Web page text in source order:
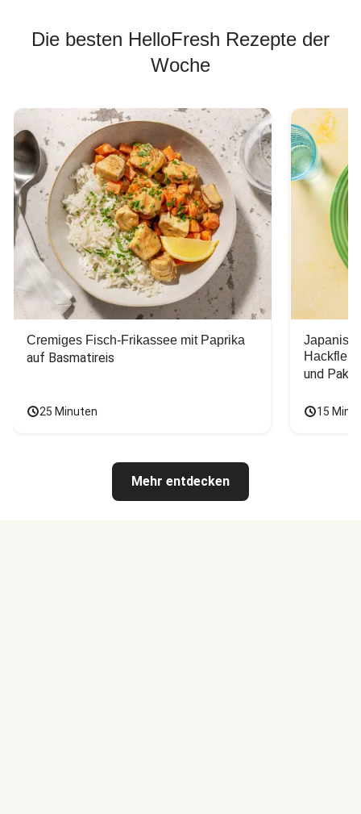
Die besten HelloFresh Rezepte der
Woche
Cremiges Fisch-Frikassee mit Paprika
auf Basmatireis
25 Minuten
und Pak
15
Mehr entdecken